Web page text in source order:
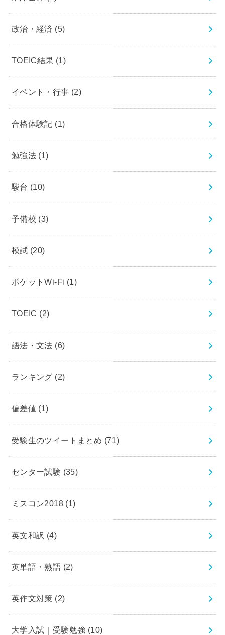
政治・経済 (5)
TOEIC結果 (1)
イベント・行事 (2)
合格体験記 (1)
勉強法 (1)
駿台 (10)
予備校 (3)
模試 (20)
ポケットWi-Fi (1)
TOEIC (2)
語法・文法 (6)
ランキング (2)
偏差値 (1)
受験生のツイートまとめ (71)
センター試験 (35)
ミスコン2018 (1)
英文和訳 (4)
英単語・熟語 (2)
英作文対策 (2)
大学入試｜受験勉強 (10)